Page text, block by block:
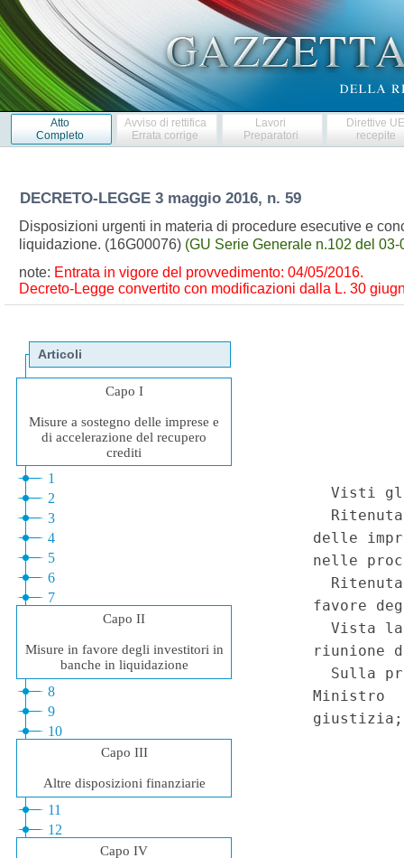
Atto
Completo
Avviso di rettifica
Errata corrige
Lavori
Preparatori
Direttive
recepite
DECRETO-LEGGE 3 maggio 2016, n. 59
Disposizioni urgenti in materia di procedure esecutive e
liquidazione. (16G00076) (GU Serie Generale n.102 del 03-
note: Entrata in vigore del provvedimento: 04/05/2016.
Decreto-Legge convertito con modificazioni dalla L. 30